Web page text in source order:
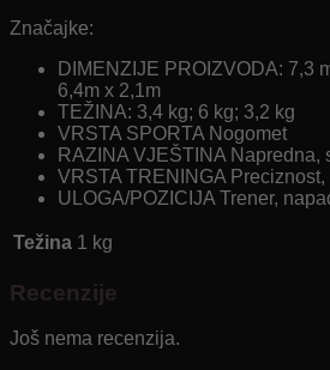
Značajke:
DIMENZIJE PROIZVODA: 7,3
6,4m x 2,1m
TEŽINA: 3,4 kg; 6 kg; 3,2 kg
VRSTA SPORTA Nogomet
RAZINA VJEŠTINA Napredna,
VRSTA TRENINGA Preciznost,
ULOGA/POZICIJA Trener,
Težina 1 kg
Recenzije
Još nema recenzija.